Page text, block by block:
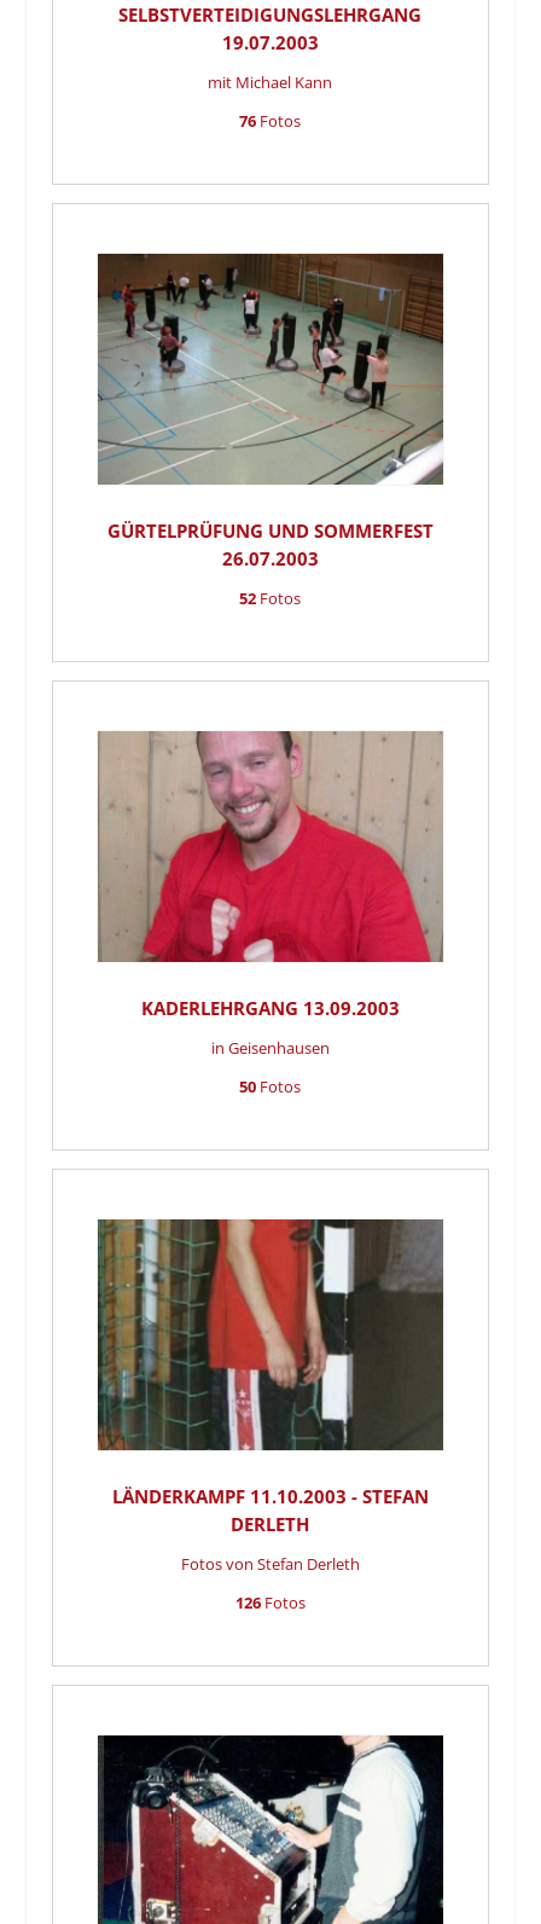
SELBSTVERTEIDIGUNGSLEHRGANG
19.07.2003
mit Michael Kann
76 Fotos
GÜRTELPRÜFUNG UND SOMMERFEST
26.07.2003
52 Fotos
KADERLEHRGANG 13.09.2003
in Geisenhausen
50 Fotos
LÄNDERKAMPF 11.10.2003 - STEFAN
DERLETH
Fotos von Stefan Derleth
126Fotos